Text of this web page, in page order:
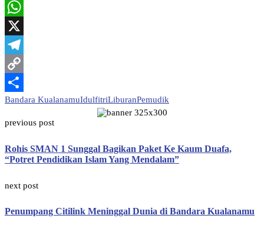
Facebook
WhatsApp
X
Telegram
Copy
Link
Share
Bandara KualanamuIdulfitriLiburanPemudik
previous post
Rohis SMAN 1 Sunggal Bagikan Paket Ke Kaum Duafa,
“Potret Pendidikan Islam Yang Mendalam”
next post
Penumpang Citilink Meninggal Dunia di Bandara Kualanamu